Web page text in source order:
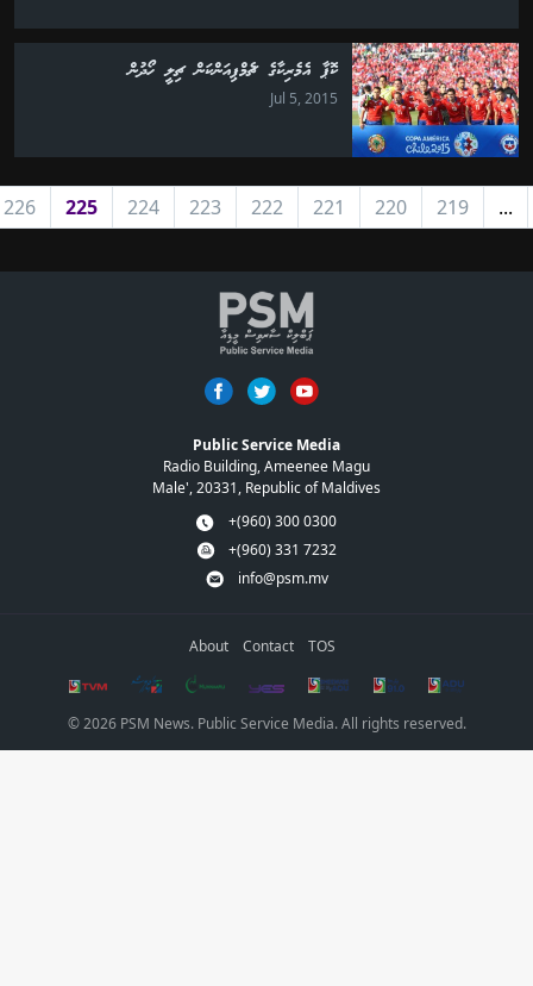
ކޮޕާ އެމެރިކާގެ ޗެމްޕިއަންކަން ޗިލީ ހޯދުން
Jul 5, 2015
...
219
220
221
222
223
224
225
226
Public Service Media
Radio Building, Ameenee Magu
Male', 20331, Republic of Maldives
+(960) 300 0300
+(960) 331 7232
info@psm.mv
About Contact TOS
© 2026 PSM News. Public Service Media. All rights reserved.